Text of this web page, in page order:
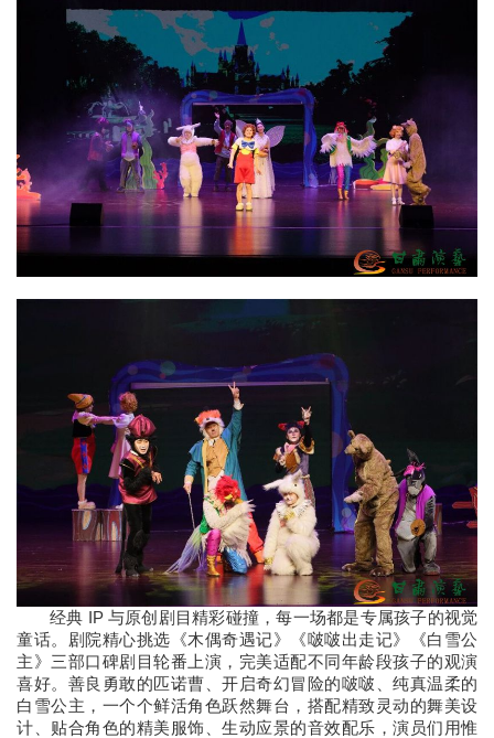
经典 IP 与原创剧目精彩碰撞，每一场都是专属孩子的视觉
童话。剧院精心挑选《木偶奇遇记》《啵啵出走记》《白雪公
主》三部口碑剧目轮番上演，完美适配不同年龄段孩子的观演
喜好。善良勇敢的匹诺曹、开启奇幻冒险的啵啵、纯真温柔的
白雪公主，一个个鲜活角色跃然舞台，搭配精致灵动的舞美设
计、贴合角色的精美服饰、生动应景的音效配乐，演员们用惟